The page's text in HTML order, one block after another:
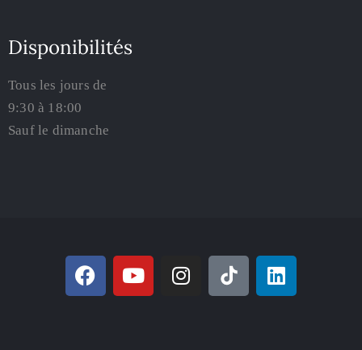
Disponibilités
Tous les jours de
9:30 à 18:00
Sauf le dimanche